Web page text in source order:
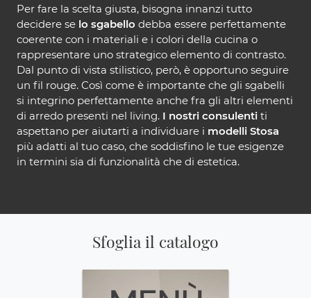
Per fare la scelta giusta, bisogna innanzi tutto
decidere se lo sgabello debba essere perfettamente
coerente con i materiali e i colori della cucina o
rappresentare uno strategico elemento di contrasto.
Dal punto di vista stilistico, però, è opportuno seguire
un fil rouge. Così come è importante che gli sgabelli
si integrino perfettamente anche fra gli altri elementi
di arredo presenti nel living. I nostri consulenti ti
aspettano per aiutarti a individuare i modelli Stosa
più adatti al tuo caso, che soddisfino le tue esigenze
in termini sia di funzionalità che di estetica.
Sfoglia il catalogo